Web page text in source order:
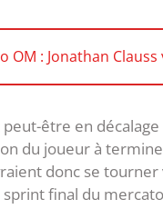
OM : Jonathan
être en décalage
du joueur à
donc se tourner
final du